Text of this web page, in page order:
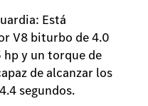
Está
V8 biturbo de 4.0
y un torque de
de alcanzar los
segundos.